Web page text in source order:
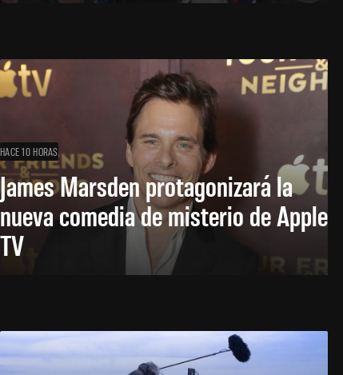
HACE 10 HORAS
James Marsden protagonizará la
nueva comedia de misterio de Apple
TV